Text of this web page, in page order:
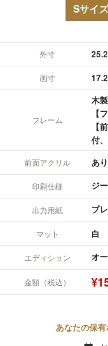
Sサイズ
外寸
画寸
フレーム
木
【
【
付
前面アクリル あり
印刷仕様 ジ
出力用紙 プ
マット 白
エディション オ
金額（税込）
あなたの保